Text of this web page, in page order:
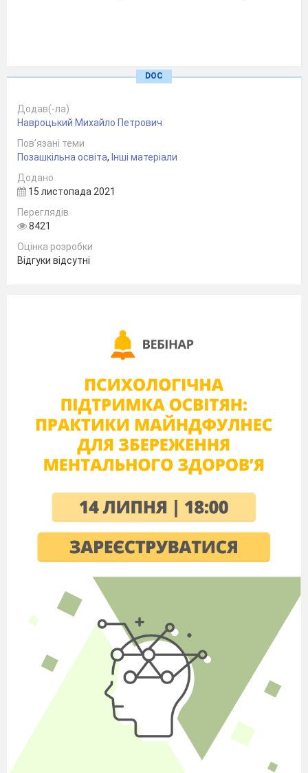
Анотація
сільськогосподарської техніки полягає у
впровадженні нових технологій в
машинобудуванні, збільшенні її потужності,
швидкості, вантажопідйомності. Ця тенденція
розвивається швидше, ніж створення й освоєння
виробництвом в промислових масштабах
матеріалів, які були б достатньо технологічними,
відповідали сучасним вимогам.
Сьогодні причину значних грошових затрат
на експлуатацію техніки у багатьох випадках
можна пояснити неякісним виконанням слюсарно-
ремонтних робіт, передчасним спрацюванням
деталей і спряжень. Без правильно організованого,
високоякісного ремонту неможливо раціонально
використовувати машинно-тракторний парк,
своєчасно виконувати роботи на полях і фермах,
підвищити продуктивність праці. Крім цього, в
результаті ремонту відновлюється технічний
DOC
Додав(-ла)
Навроцький Михайло Петрович
Пов’язані теми
Позашкільна освіта, Інші матеріали
Додано
15 листопада 2021
Переглядів
8421
Оцінка розробки
Відгуки відсутні